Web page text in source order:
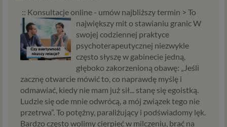
:: Konsultacje online - umów najbliższy termin > To
największy mit o stawianiu granic W
swojej codziennej praktyce
psychoterapeutycznej niezwykle
często słyszę w gabinecie jedną,
głęboko zakorzenioną obawę: „Jeśli
zacznę otwarcie mówić to, co naprawdę myślę i
odmawiać, kiedy nie mam już sił... stanę się egoistką.
Ludzie się ode mnie odwrócą, a mój związek tego nie
przetrwa”. To potężny, paraliżujący i podświadomy lęk.
Bardzo często wolimy cierpieć w milczeniu, brać na